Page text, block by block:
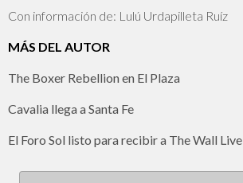
Con información de: Lulú Urdapilleta Ruíz
MÁS DEL AUTOR
The Boxer Rebellion en El Plaza
Cavalia llega a Santa Fe
El Foro Sol listo para recibir a The Wall Live